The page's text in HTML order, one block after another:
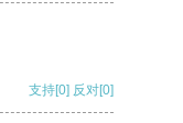
支持[0] 反对[0]